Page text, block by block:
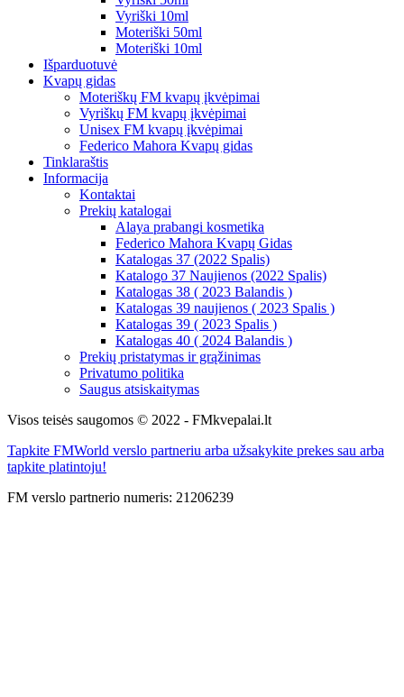
Vyriški 10ml
Moteriški 50ml
Moteriški 10ml
Išparduotuvė
Kvapų gidas
Moteriškų FM kvapų įkvėpimai
Vyriškų FM kvapų įkvėpimai
Unisex FM kvapų įkvėpimai
Federico Mahora Kvapų gidas
Tinklaraštis
Informacija
Kontaktai
Prekių katalogai
Alaya prabangi kosmetika
Federico Mahora Kvapų Gidas
Katalogas 37 (2022 Spalis)
Katalogo 37 Naujienos (2022 Spalis)
Katalogas 38 ( 2023 Balandis )
Katalogas 39 naujienos ( 2023 Spalis )
Katalogas 39 ( 2023 Spalis )
Katalogas 40 ( 2024 Balandis )
Prekių pristatymas ir grąžinimas
Privatumo politika
Saugus atsiskaitymas
Visos teisės saugomos © 2022 - FMkvepalai.lt
Tapkite FMWorld verslo partneriu arba užsakykite prekes sau arba
tapkite platintoju!
FM verslo partnerio numeris: 21206239